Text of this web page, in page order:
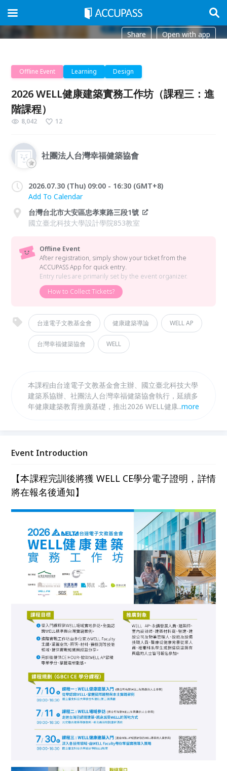
Share Open with app
Offline Event Learning Design
2026 WELL健康建築實務工作坊（課程三：進
階課程）
8,042 12
社團法人台灣幸福健築協會
2026.07.30 (Thu) 09:00 - 16:30 (GMT+8)
Add To Calendar
台灣台北市大安區忠孝東路三段1號
國立臺北科技大學設計學院853教室
Offline Event
After registration, simply show your ticket from the
ACCUPASS App for quick entry.
Entry rules are primarily set by the event organizer.
How to Collect Tickets?
台達電子文教基金會 健康建築導論 WELL AP
台灣幸福健築協會 WELL
本課程由台達電子文教基金會主辦、國立臺北科技大學
建築系協辦、社團法人台灣幸福健築協會執行，延續多
年健康建築教育推廣基礎，推出2026 WELL健康建築
金融等議題，協助建築、設計、永續與企業專業人士掌
...more
Event Introduction
【本課程完訓後將獲 WELL CE學分電子證明，詳情
將在報名後通知】